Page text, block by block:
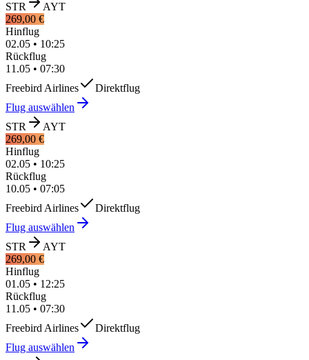
STR
AYT
269,00 €
Hinflug
02.05 • 10:25
Rückflug
11.05 • 07:30
Freebird Airlines
Direktflug
Flug auswählen
STR
AYT
269,00 €
Hinflug
02.05 • 10:25
Rückflug
10.05 • 07:05
Freebird Airlines
Direktflug
Flug auswählen
STR
AYT
269,00 €
Hinflug
01.05 • 12:25
Rückflug
11.05 • 07:30
Freebird Airlines
Direktflug
Flug auswählen